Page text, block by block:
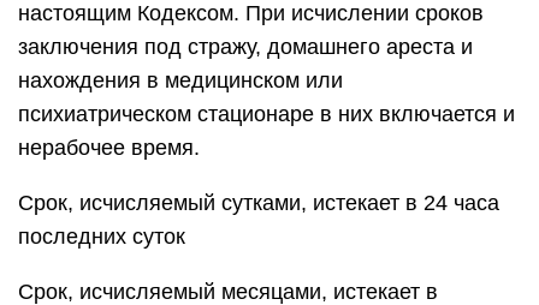
настоящим Кодексом. При исчислении сроков
заключения под стражу, домашнего ареста и
нахождения в медицинском или
психиатрическом стационаре в них включается и
нерабочее время.
Срок, исчисляемый сутками, истекает в 24 часа
последних суток
Срок, исчисляемый месяцами, истекает в